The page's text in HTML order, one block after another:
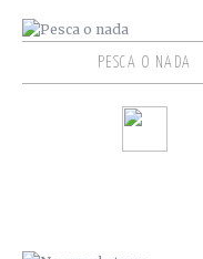
PESCA O NADA